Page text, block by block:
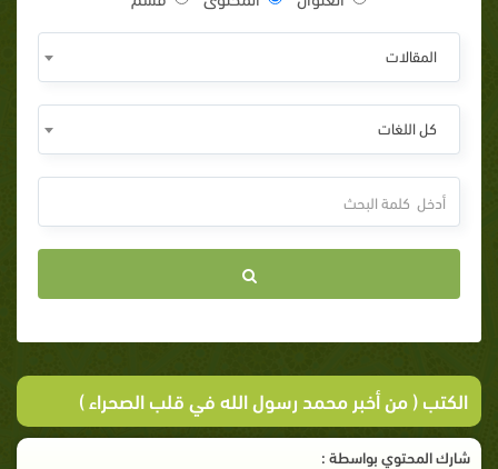
المقالات
كل اللغات
الكتب ( من أخبر محمد رسول الله في قلب الصحراء )
شارك المحتوي بواسطة :